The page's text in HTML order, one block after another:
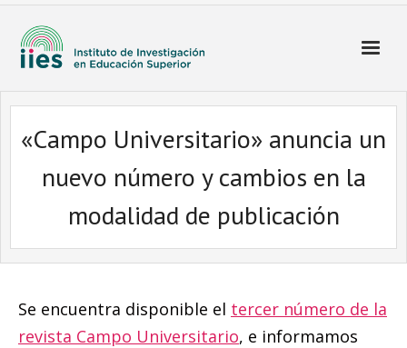
«Campo Universitario» anuncia un
nuevo número y cambios en la
modalidad de publicación
Se encuentra disponible el tercer número de la
revista Campo Universitario, e informamos